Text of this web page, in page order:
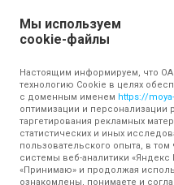
Правила сайтаРабота с cookie-
Защита персональных данных
Мы используем
cookie-файлы
Настоящим информируем, что
технологию Cookie в целях
с доменным именем https://
оптимизации и персонализации
таргетирования рекламных
статистических и иных
пользовательского опыта, в
системы веб-аналитики
«Принимаю» и продолжая
ознакомлены, понимаете и